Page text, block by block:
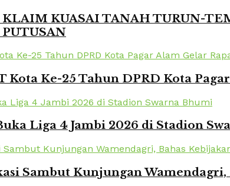
KUASAI TANAH TURUN-
Kota Ke-25 Tahun DPRD Kota
Liga 4 Jambi 2026 di Stadion
Sambut Kunjungan